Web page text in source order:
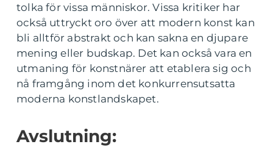
tolka för vissa människor. Vissa kritiker har
också uttryckt oro över att modern konst kan
bli alltför abstrakt och kan sakna en djupare
mening eller budskap. Det kan också vara en
utmaning för konstnärer att etablera sig och
nå framgång inom det konkurrensutsatta
moderna konstlandskapet.
Avslutning: